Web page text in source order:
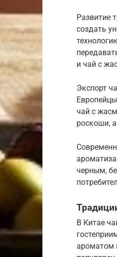
Развитие
создать
и чай с
Экспорт
чай с
роскоши,
черным,
В Китае
ароматом